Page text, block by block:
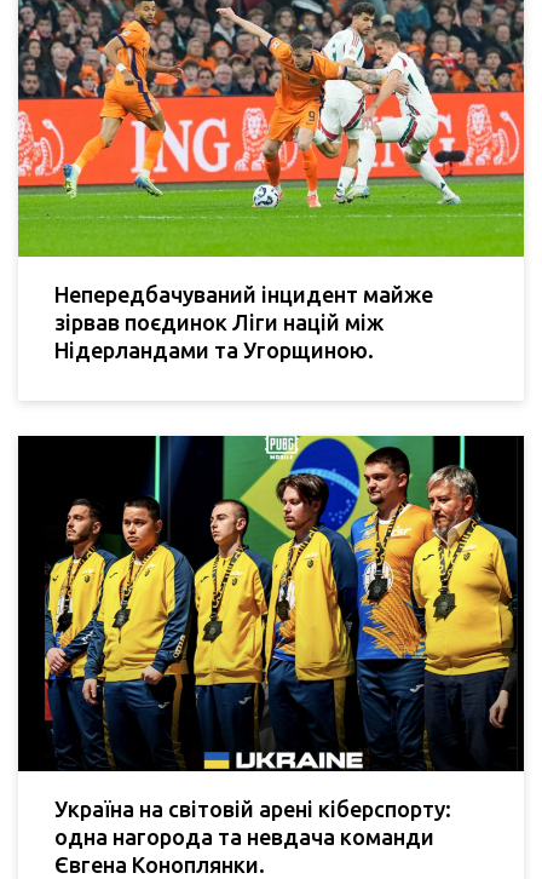
Непередбачуваний інцидент майже
зірвав поєдинок Ліги націй між
Нідерландами та Угорщиною.
Україна на світовій арені кіберспорту:
одна нагорода та невдача команди
Євгена Коноплянки.